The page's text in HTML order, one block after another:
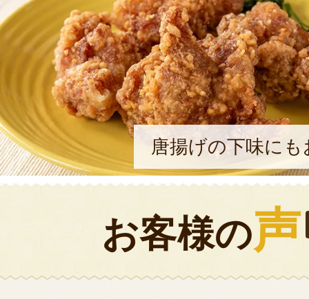
唐揚げの下味に
お客様の声